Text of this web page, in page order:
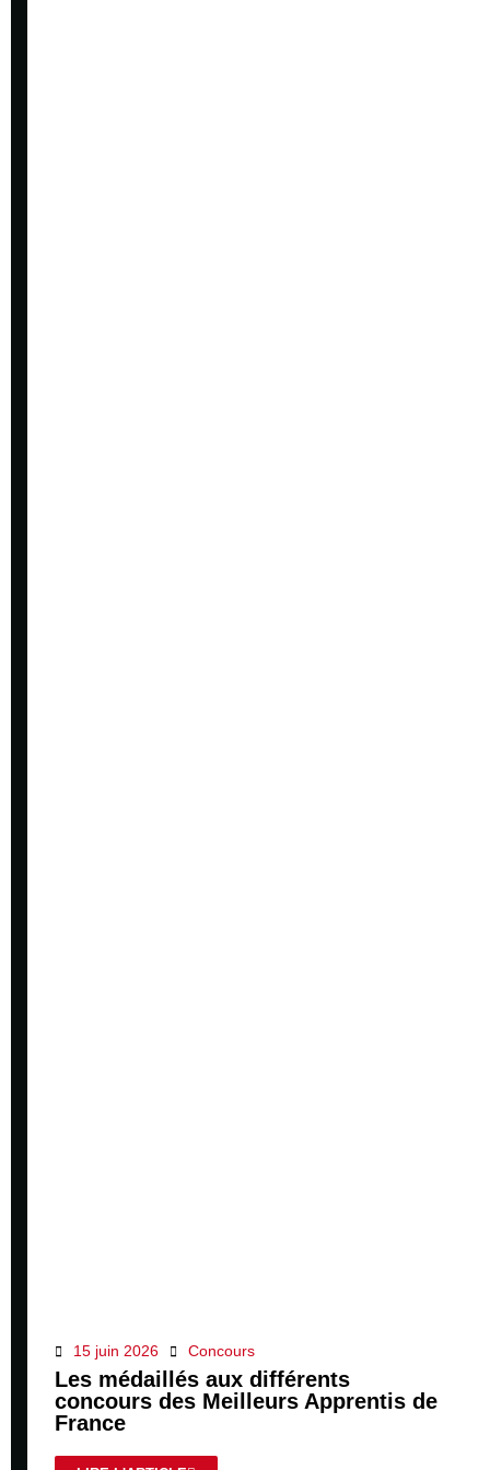
15 juin 2026 Concours
Les médaillés aux différents
concours des Meilleurs Apprentis de
France